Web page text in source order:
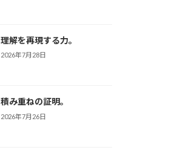
理解を再現する力。
2026年7月28日
積み重ねの証明。
2026年7月26日